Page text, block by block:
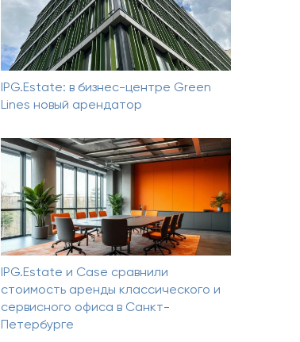
IPG.Estate: в бизнес-центре Green
Lines новый арендатор
IPG.Estate и Case сравнили
стоимость аренды классического и
сервисного офиса в Санкт-
Петербурге